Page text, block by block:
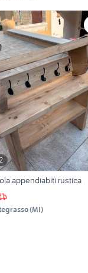
2
appendiabiti rustica
(MI)